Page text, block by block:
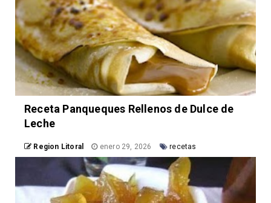
Receta Panqueques Rellenos de Dulce de
Leche
Region Litoral enero 29, 2026 recetas